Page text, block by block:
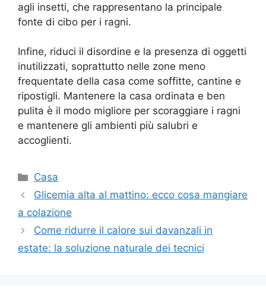
agli insetti, che rappresentano la principale
fonte di cibo per i ragni.
Infine, riduci il disordine e la presenza di oggetti
inutilizzati, soprattutto nelle zone meno
frequentate della casa come soffitte, cantine e
ripostigli. Mantenere la casa ordinata e ben
pulita è il modo migliore per scoraggiare i ragni
e mantenere gli ambienti più salubri e
accoglienti.
Categorie
Casa
Glicemia alta al mattino: ecco cosa mangiare
a colazione
Come ridurre il calore sui davanzali in
estate: la soluzione naturale dei tecnici